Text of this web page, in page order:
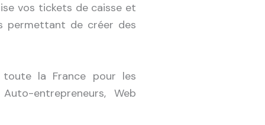
vos tickets de caisse et
permettant de créer des
la France pour les
entrepreneurs, Web